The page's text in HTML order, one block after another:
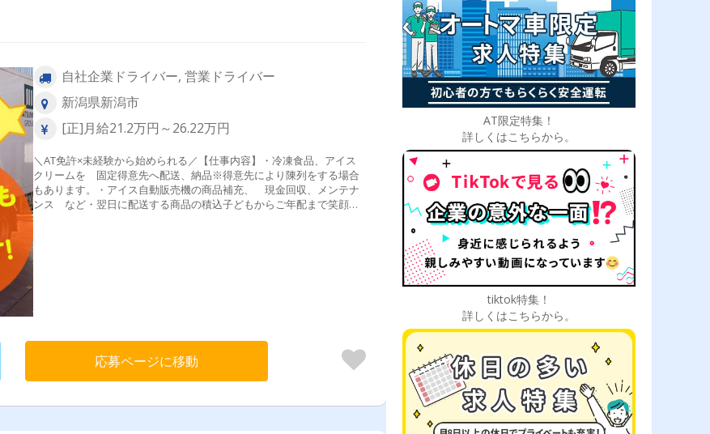
自社企業ドライバー, 営業ドライバー
新潟県新潟市
[正]月給21.2万円～26.22万円
＼AT免許×未経験から始められる／【仕事内容】・冷凍食品、アイス
クリームを 固定得意先へ配送、納品※得意先により陳列をする場合
もあります。・アイス自動販売機の商品補充、 現金回収、メンテナ
ンス など・翌日に配送する商品の積込子どもからご年配まで笑顔を
お届けできるお仕事ですよ。
応募ページに移動
AT限定特集！
詳しくはこちらから。
tiktok特集！
詳しくはこちらから。